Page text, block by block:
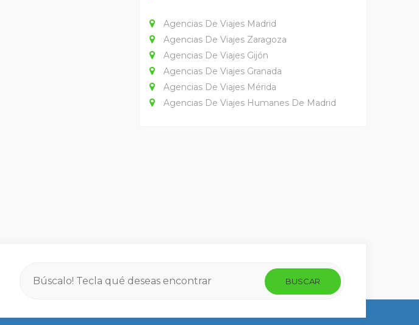
Agencias De Viajes Madrid
Agencias De Viajes Zaragoza
Agencias De Viajes Gijón
Agencias De Viajes Granada
Agencias De Viajes Mérida
Agencias De Viajes Humanes De Madrid